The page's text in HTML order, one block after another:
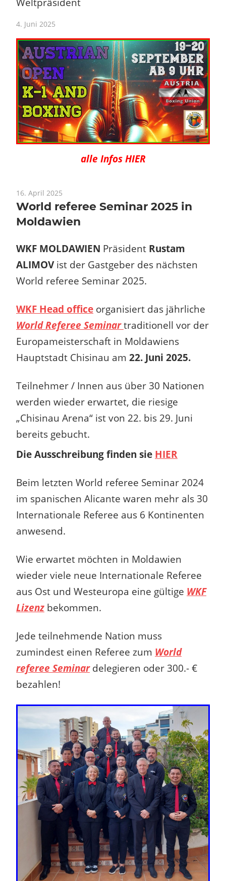
4. Juni 2025
alle Infos HIER
16. April 2025
World referee Seminar 2025 in
Moldawien
WKF MOLDAWIEN Präsident Rustam
ALIMOVist der Gastgeber des nächsten
World referee Seminar 2025.
WKF Head office organisiert das jährliche
World Referee Seminar traditionell vor der
Europameisterschaft in Moldawiens
Hauptstadt Chisinau am 22. Juni 2025.
Teilnehmer / Innen aus über 30 Nationen
werden wieder erwartet, die riesige
„Chisinau Arena“ ist von 22. bis 29. Juni
bereits gebucht.
Die Ausschreibung finden sie HIER
Beim letzten World referee Seminar 2024
im spanischen Alicante waren mehr als 30
Internationale Referee aus 6 Kontinenten
anwesend.
Wie erwartet möchten in Moldawien
wieder viele neue Internationale Referee
aus Ost und Westeuropa eine gültige WKF
Lizenz bekommen.
Jede teilnehmende Nation muss
zumindest einen Referee zum World
referee Seminardelegieren oder 300.- €
bezahlen!